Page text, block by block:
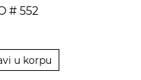
# 552
u korpu